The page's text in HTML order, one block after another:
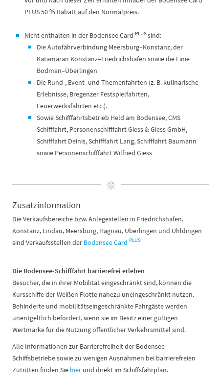
PLUS 50 % Rabatt auf den Normalpreis.
Nicht enthalten in der Bodensee Card PLUSsind:
Die Autofährverbindung Meersburg–Konstanz, der
Katamaran Konstanz–Friedrichshafen sowie die Linie
Bodman–Überlingen
Die Rund-, Event- und Themenfahrten (z. B. kulinarische
Erlebnisse, Bregenzer Festspielfahrten,
Feuerwerksfahrten etc.).
Sowie Schifffahrtsbetrieb Held am Bodensee, CMS
Schifffahrt, Personenschifffahrt Giess & Giess GmbH,
Schifffahrt Deinis, Schifffahrt Lang, Schifffahrt Baumann
sowie Personenschifffahrt Wilfried Giess
Zusatzinformation
Die Verkaufsbereiche bzw. Anlegestellen in Friedrichshafen,
Konstanz, Lindau, Meersburg, Hagnau, Überlingen und Uhldingen
sind Verkaufsstellen der Bodensee Card PLUS
Die Bodensee-Schifffahrt barrierefrei erleben
Besucher, die in ihrer Mobilität eingeschränkt sind, können die
Kursschiffe der Weißen Flotte nahezu uneingeschränkt nutzen.
Behinderte und mobilitätseingeschränkte Fahrgäste werden
unentgeltlich befördert, wenn sie im Besitz einer gültigen
Wertmarke für die Nutzung öffentlicher Verkehrsmittel sind.
Alle Informationen zur Barrierefreiheit der Bodensee-
Schiffsbetriebe sowie zu wenigen Ausnahmen bei barrierefreien
Zutritten finden Sie hier und direkt im Schiffsfahrplan.